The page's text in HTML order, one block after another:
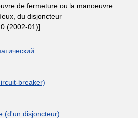
de fermeture ou la manoeuvre
du disjoncteur
(2002-01)]
breaker)
(d'un disjoncteur)